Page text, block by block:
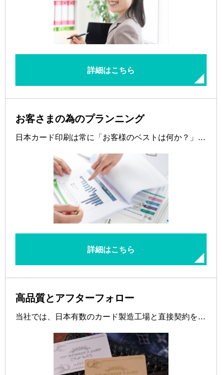
詳細はこちら
お客さまの為のプランニング
日本カード印刷は常に「お客様のベストは何か？」…
詳細はこちら
高品質とアフターフォロー
当社では、日本有数のカード製造工場と直接契約を…